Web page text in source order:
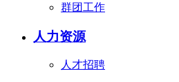
群团工作
人力资源
人才招聘